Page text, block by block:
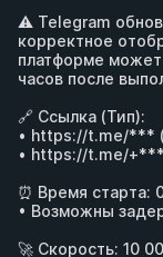
⚠️ Telegram
корректное
платформе может
часов после
🔗 Ссылка (Тип):
• https://t.me/***
• https://t.me/+***
⏰ Время старта:
• Возможны
🚀 Скорость: 10